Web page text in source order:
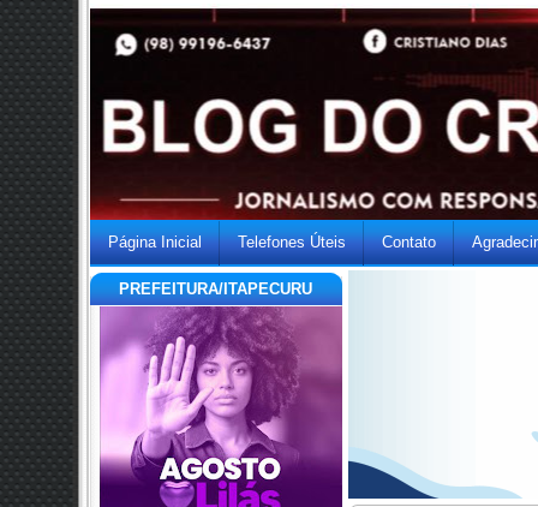
Página Inicial Telefones Úteis Contato
PREFEITURA/ITAPECURU